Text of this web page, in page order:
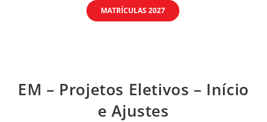
MATRÍCULAS 2027
EM – Projetos Eletivos – Início
e Ajustes